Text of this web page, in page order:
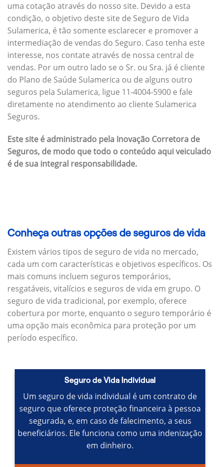
uma cotação através do nosso site. Devido a esta
condição, o objetivo deste site de Seguro de Vida
Sulamerica, é tão somente esclarecer e promover a
intermediação de vendas do Seguro. Caso tenha este
interesse, nos contate através de nossa central de
vendas. Por um outro lado se o Sr. ou Sra. já é cliente
do Plano de Saúde Sulamerica ou de alguns outro
seguros pela Sulamerica, ligue 11-4004-5900 e fale
diretamente no atendimento ao cliente Sulamerica
Seguros.
Este site é administrado pela Inovação Corretora de
Seguros, de modo que todo o conteúdo aqui veiculado
é de sua integral responsabilidade.
Conheça outras opções de seguros de vida
Existem vários tipos de seguro de vida no mercado,
cada um com características e objetivos específicos. Os
mais comuns incluem seguros temporários,
resgatáveis, vitalícios e seguros de vida em grupo. O
seguro de vida tradicional, por exemplo, oferece
cobertura por morte, enquanto o seguro temporário é
uma opção mais econômica para proteção por um
período específico.
Seguro de Vida Individual
Um seguro de vida individual é um contrato de
seguro que oferece proteção financeira à pessoa
segurada, e, em caso de falecimento, a seus
beneficiários. Ele funciona como uma indenização
em dinheiro.